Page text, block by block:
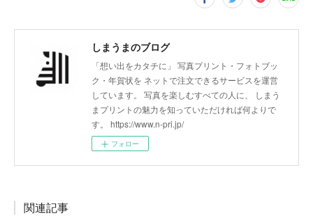
しまうまのブログ
「想い出をカタチに」 写真プリント・フォトブッ
ク・年賀状を ネットで注文できるサービスを運営
しています。 写真を楽しむすべての人に、 しまう
まプリントの魅力を知っていただければ何よりで
す。 https://www.n-pri.jp/
フォロー
関連記事